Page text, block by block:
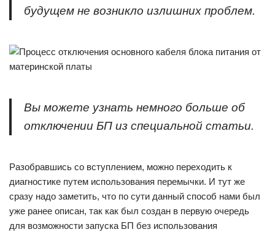
будущем не возникло излишних проблем.
Вы можете узнать немного больше об
отключении БП из специальной статьи.
Разобравшись со вступлением, можно переходить к
диагностике путем использования перемычки. И тут же
сразу надо заметить, что по сути данный способ нами был
уже ранее описан, так как был создан в первую очередь
для возможности запуска БП без использования